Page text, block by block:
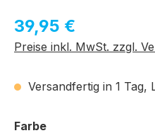
Regulärer Preis:
39,95 €
Preise inkl. MwSt. zzgl.
Versandfertig in 1 Tag,
Farbeauswählen